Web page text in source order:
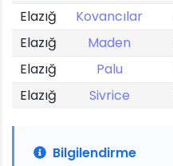
Elazığ
Kovancılar
Elazığ
Maden
Elazığ
Palu
Elazığ
Sivrice
Bilgilendirme